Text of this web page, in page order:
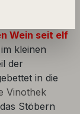
Wein seit elf
kleinen
der
in die
Vinothek
Stöbern